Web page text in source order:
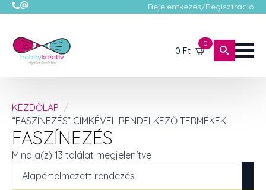
Bejelentkezés/Regisztráció
0 Ft
0
KEZDŐLAP
“FASZÍNEZÉS” CÍMKÉVEL RENDELKEZŐ TERMÉKEK
FASZÍNEZÉS
Mind a(z) 13 találat megjelenítve